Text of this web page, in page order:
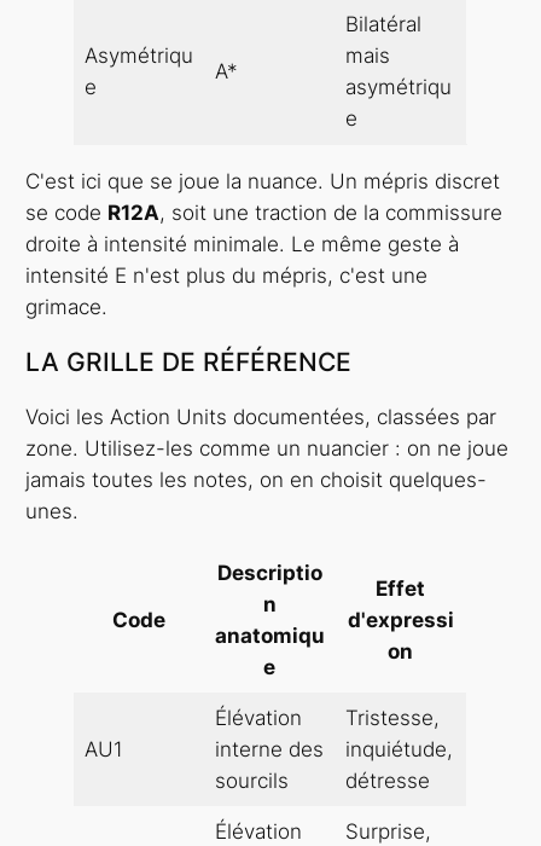
Asymétriqu
e
A*
Bilatéral
mais
asymétriqu
e
C'est ici que se joue la nuance. Un mépris discret
se code R12A, soit une traction de la commissure
droite à intensité minimale. Le même geste à
intensité E n'est plus du mépris, c'est une
grimace.
LA GRILLE DE RÉFÉRENCE
Voici les Action Units documentées, classées par
zone. Utilisez-les comme un nuancier : on ne joue
jamais toutes les notes, on en choisit quelques-
unes.
Code
Descriptio
n
anatomiqu
e
Effet
d'expressi
on
AU1
Élévation
interne des
sourcils
Tristesse,
inquiétude,
détresse
Élévation
Surprise,